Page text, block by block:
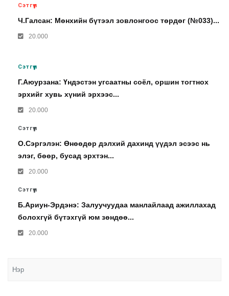
Сэтгүүл
Ч.Галсан: Мөнхийн бүтээл зовлонгоос төрдөг (№033)...
20.000
Сэтгүүл
Г.Аюурзана: Үндэстэн угсаатны соёл, оршин тогтнох
эрхийг хувь хүний эрхээс...
20.000
Сэтгүүл
О.Сэргэлэн: Өнөөдөр дэлхий дахинд үүдэл эсээс нь
элэг, бөөр, бусад эрхтэн...
20.000
Сэтгүүл
Б.Ариун-Эрдэнэ: Залуучуудаа манлайлаад ажиллахад
болохгүй бүтэхгүй юм зөндөө...
20.000